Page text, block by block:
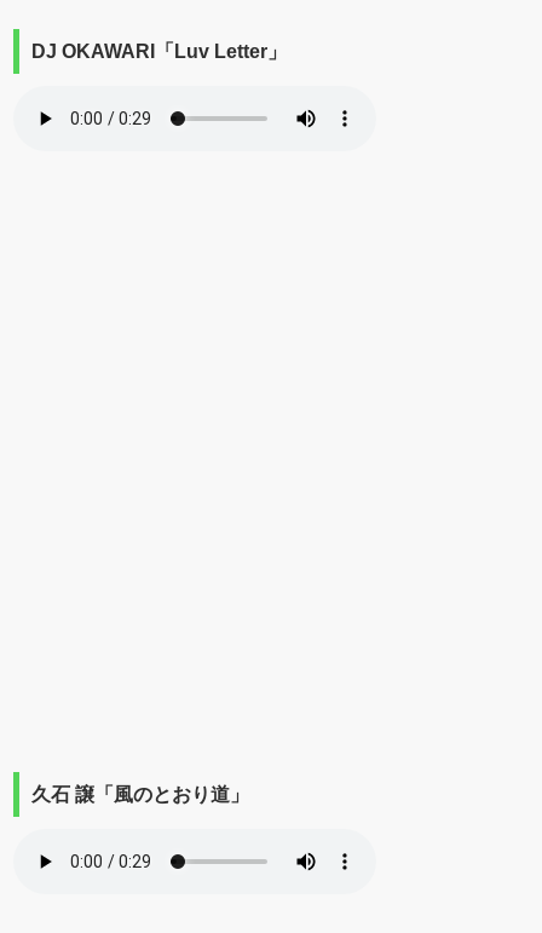
DJ OKAWARI「Luv Letter」
久石 譲「風のとおり道」